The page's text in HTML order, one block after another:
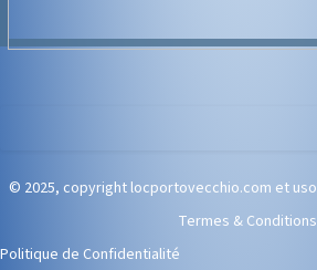
© 2025, copyright locportovecchio.com et
Termes & Conditions
Politique de Confidentialité